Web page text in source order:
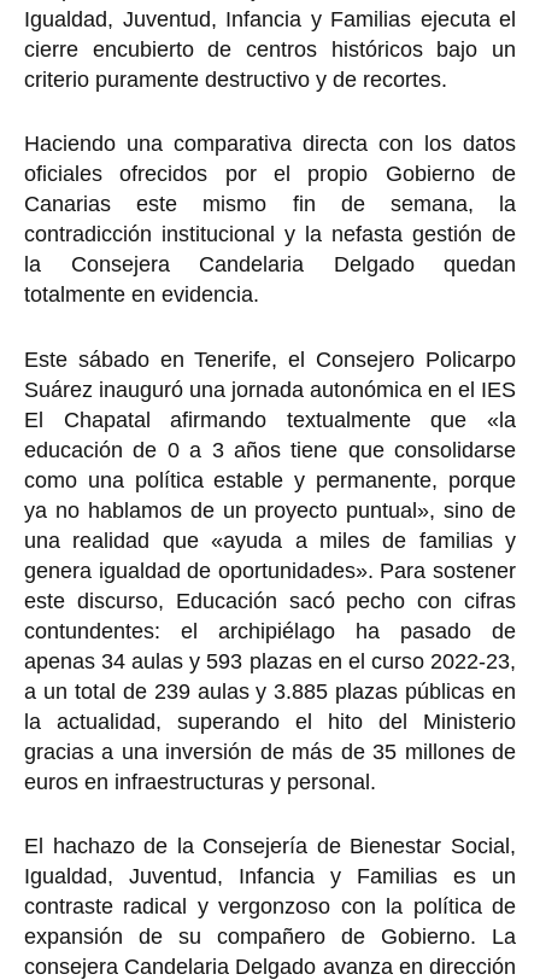
Igualdad, Juventud, Infancia y Familias ejecuta el
cierre encubierto de centros históricos bajo un
criterio puramente destructivo y de recortes.
Haciendo una comparativa directa con los datos
oficiales ofrecidos por el propio Gobierno de
Canarias este mismo fin de semana, la
contradicción institucional y la nefasta gestión de
la Consejera Candelaria Delgado quedan
totalmente en evidencia.
Este sábado en Tenerife, el Consejero Policarpo
Suárez inauguró una jornada autonómica en el IES
El Chapatal afirmando textualmente que «la
educación de 0 a 3 años tiene que consolidarse
como una política estable y permanente, porque
ya no hablamos de un proyecto puntual», sino de
una realidad que «ayuda a miles de familias y
genera igualdad de oportunidades». Para sostener
este discurso, Educación sacó pecho con cifras
contundentes: el archipiélago ha pasado de
apenas 34 aulas y 593 plazas en el curso 2022-23,
a un total de 239 aulas y 3.885 plazas públicas en
la actualidad, superando el hito del Ministerio
gracias a una inversión de más de 35 millones de
euros en infraestructuras y personal.
El hachazo de la Consejería de Bienestar Social,
Igualdad, Juventud, Infancia y Familias es un
contraste radical y vergonzoso con la política de
expansión de su compañero de Gobierno. La
consejera Candelaria Delgado avanza en dirección